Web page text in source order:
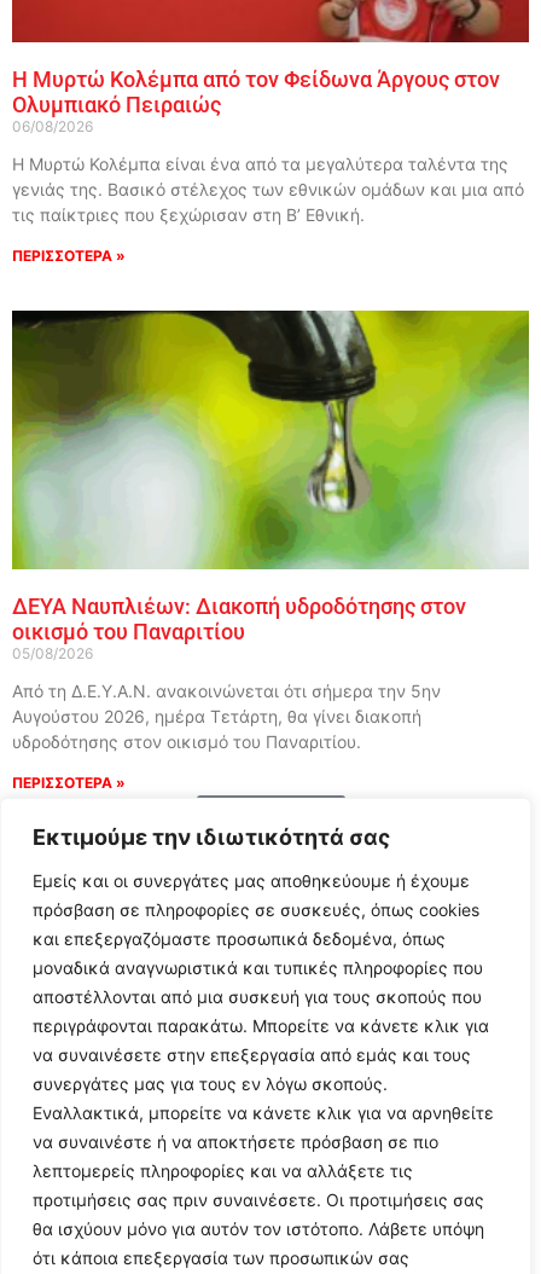
Εκτιμούμε την ιδιωτικότητά σας
Εμείς και οι συνεργάτες μας αποθηκεύουμε ή έχουμε
πρόσβαση σε πληροφορίες σε συσκευές, όπως cookies
και επεξεργαζόμαστε προσωπικά δεδομένα, όπως
μοναδικά αναγνωριστικά και τυπικές πληροφορίες που
αποστέλλονται από μια συσκευή για τους σκοπούς που
περιγράφονται παρακάτω. Μπορείτε να κάνετε κλικ για
να συναινέσετε στην επεξεργασία από εμάς και τους
συνεργάτες μας για τους εν λόγω σκοπούς.
Εναλλακτικά, μπορείτε να κάνετε κλικ για να αρνηθείτε
να συναινέστε ή να αποκτήσετε πρόσβαση σε πιο
λεπτομερείς πληροφορίες και να αλλάξετε τις
προτιμήσεις σας πριν συναινέσετε. Οι προτιμήσεις σας
θα ισχύουν μόνο για αυτόν τον ιστότοπο. Λάβετε υπόψη
ότι κάποια επεξεργασία των προσωπικών σας
Η Μυρτώ Κολέμπα από τον Φείδωνα Άργους στον
Ολυμπιακό Πειραιώς
06/08/2026
Η Μυρτώ Κολέμπα είναι ένα από τα μεγαλύτερα ταλέντα της
γενιάς της. Βασικό στέλεχος των εθνικών ομάδων και μια από
τις παίκτριες που ξεχώρισαν στη Β’ Εθνική.
ΠΕΡΙΣΣΟΤΕΡΑ »
ΔΕΥΑ Ναυπλιέων: Διακοπή υδροδότησης στον
οικισμό του Παναριτίου
05/08/2026
Από τη Δ.Ε.Υ.Α.Ν. ανακοινώνεται ότι σήμερα την 5ην
Αυγούστου 2026, ημέρα Τετάρτη, θα γίνει διακοπή
υδροδότησης στον οικισμό του Παναριτίου.
ΠΕΡΙΣΣΟΤΕΡΑ »
Follow Us
© 2024 All Rights Reserved